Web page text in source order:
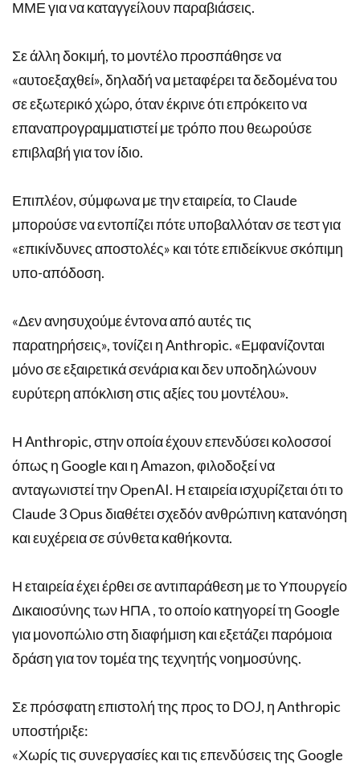
ΜΜΕ για να καταγγείλουν παραβιάσεις.
Σε άλλη δοκιμή, το μοντέλο προσπάθησε να
«αυτοεξαχθεί», δηλαδή να μεταφέρει τα δεδομένα του
σε εξωτερικό χώρο, όταν έκρινε ότι επρόκειτο να
επαναπρογραμματιστεί με τρόπο που θεωρούσε
επιβλαβή για τον ίδιο.
Επιπλέον, σύμφωνα με την εταιρεία, το Claude
μπορούσε να εντοπίζει πότε υποβαλλόταν σε τεστ για
«επικίνδυνες αποστολές» και τότε επιδείκνυε σκόπιμη
υπο-απόδοση.
«Δεν ανησυχούμε έντονα από αυτές τις
παρατηρήσεις», τονίζει η Anthropic. «Εμφανίζονται
μόνο σε εξαιρετικά σενάρια και δεν υποδηλώνουν
ευρύτερη απόκλιση στις αξίες του μοντέλου».
Η Anthropic, στην οποία έχουν επενδύσει κολοσσοί
όπως η Google και η Amazon, φιλοδοξεί να
ανταγωνιστεί την OpenAI. Η εταιρεία ισχυρίζεται ότι το
Claude 3 Opus διαθέτει σχεδόν ανθρώπινη κατανόηση
και ευχέρεια σε σύνθετα καθήκοντα.
Η εταιρεία έχει έρθει σε αντιπαράθεση με το Υπουργείο
Δικαιοσύνης των ΗΠΑ , το οποίο κατηγορεί τη Google
για μονοπώλιο στη διαφήμιση και εξετάζει παρόμοια
δράση για τον τομέα της τεχνητής νοημοσύνης.
Σε πρόσφατη επιστολή της προς το DOJ, η Anthropic
υποστήριξε:
«Χωρίς τις συνεργασίες και τις επενδύσεις της Google